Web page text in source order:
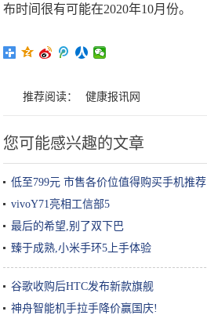
布时间很有可能在2020年10月份。
推荐阅读： 健康报讯网
您可能感兴趣的文章
低至799元 市售各价位值得购买手机推荐
vivoY71亮相工信部5
最后的希望,别了双下巴
臻于成熟,小米手环5上手体验
谷歌收购后HTC发布新款旗舰
神舟智能机手拉手降价赢国庆!